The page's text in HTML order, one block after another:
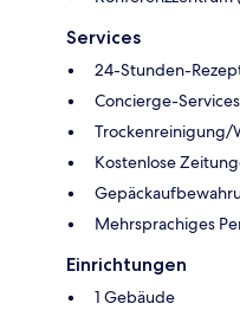
Services
24-Stunden-
Concierge-Services
Trockenreinigung/
Kostenlose
Mehrsprachiges
Einrichtungen
1 Gebäude